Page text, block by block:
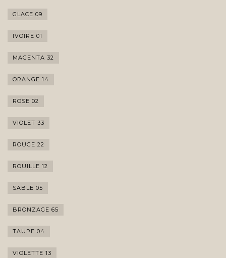
GLACE 09
IVOIRE 01
MAGENTA 32
ORANGE 14
ROSE 02
VIOLET 33
ROUGE 22
ROUILLE 12
SABLE 05
BRONZAGE 65
TAUPE 04
VIOLETTE 13